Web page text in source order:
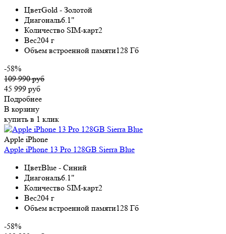
ЦветGold - Золотой
Диагональ6.1"
Количество SIM-карт2
Вес204 г
Объем встроенной памяти128 Гб
-58%
109 990 руб
45 999 руб
Подробнее
В корзину
купить в 1 клик
Apple iPhone
Apple iPhone 13 Pro 128GB Sierra Blue
ЦветBlue - Синий
Диагональ6.1"
Количество SIM-карт2
Вес204 г
Объем встроенной памяти128 Гб
-58%